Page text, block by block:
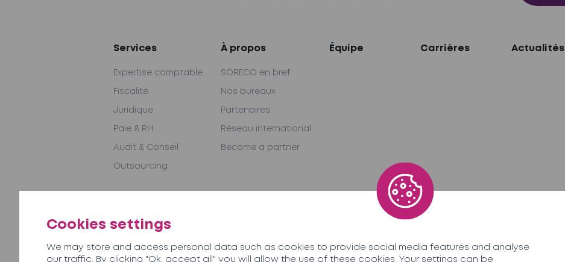
Services
Expertise comptable
Fiscalité
Juridique
Paie & RH
Audit & Conseil
Outsourcing
À propos
SORECO en bref
Nos bureaux
Partenaires
Réseau international
Become a partner
Équipe Carrières Actualités
Cookies settings
We may store and access personal data such as cookies to provide social media features and analyse
our traffic. By clicking "Ok, accept all" you will allow the use of these cookies. Your settings can be